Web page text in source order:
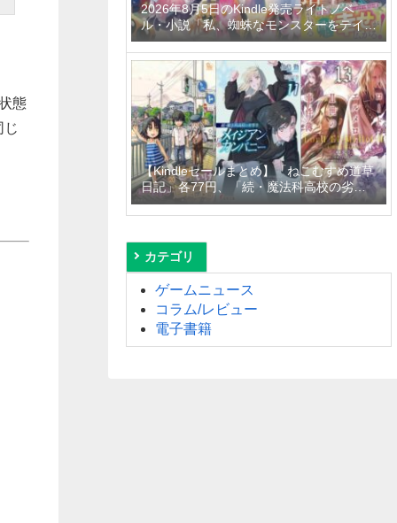
態
じ
2026年8月5日のKindle発売ライトノベ
ル・小説「私、蜘蛛なモンスターをテイム
したので、スパイダーシルクで裁縫を頑張
ります！ 4巻」「異世界居酒屋「げん」三
杯目」「転生したらひとりぼっちだった
私、最強国の冷徹大公に拾われる～不愛想
な最強保護者のもとで、稀代の才能が花開
きました～」など
【Kindleセールまとめ】「ねこむすめ道草
日記」各77円、「続・魔法科高校の劣等
生 メイジアン・カンパニー」99円～
50%off、「ロード・エルメロイＩＩ世の
カテゴリ
ゲームニュース
コラム/レビュー
電子書籍